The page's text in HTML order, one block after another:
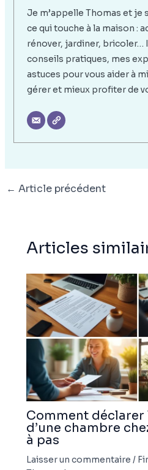
Je m’appelle Thomas et je
ce qui touche à la maison :
rénover, jardiner, bricoler…
conseils pratiques, mes
astuces pour vous aider à
gérer et mieux profiter de
← Article précédent
Articles
Comment déclarer
d’une chambre
à pas
Laisser un commentaire /